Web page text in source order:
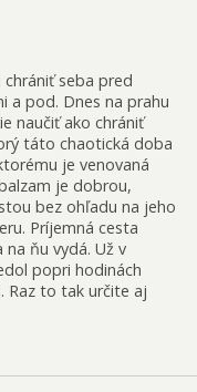
chrániť seba pred
a pod. Dnes na prahu
naučiť ako chrániť
táto chaotická doba
je venovaná
je dobrou,
bez ohľadu na jeho
Príjemná cesta
ňu vydá. Už v
popri hodinách
Raz to tak určite aj